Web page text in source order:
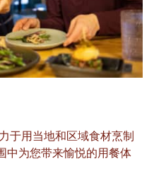
于用当地和区域食材烹制
中为您带来愉悦的用餐体